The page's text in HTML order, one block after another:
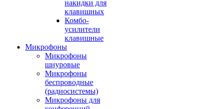
накидки для
клавишных
Комбо-
усилители
клавишные
Микрофоны
Микрофоны
шнуровые
Микрофоны
беспроводные
(радиосистемы)
Микрофоны для